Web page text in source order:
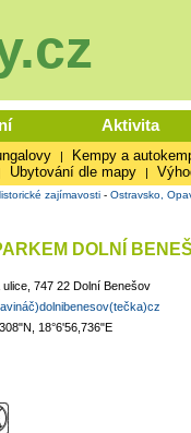
Aktivita
| Kempy a
Ubytování dle mapy |
zajímavosti - Ostravsko,
DOLNÍ
ulice, 747 22 Dolní Benešov
18°6'56,736"E